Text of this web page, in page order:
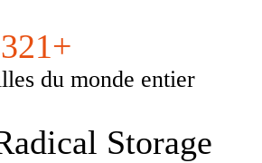
du monde entier
Storage